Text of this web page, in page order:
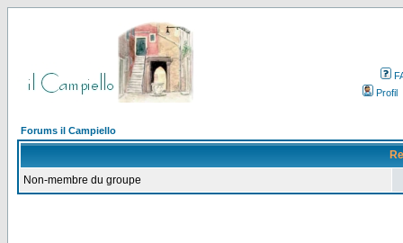
Profil
Forums il Campiello
Non-membre du groupe